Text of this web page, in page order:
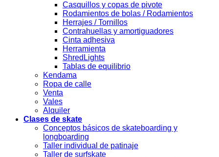
Casquillos y copas de pivote
Rodamientos de bolas / Rodamientos
Herrajes / Tornillos
Contrahuellas y amortiguadores
Cinta adhesiva
Herramienta
ShredLights
Tablas de equilibrio
Kendama
Ropa de calle
Venta
Vales
Alquiler
Clases de skate
Conceptos básicos de skateboarding y
longboarding
Taller individual de patinaje
Taller de surfskate